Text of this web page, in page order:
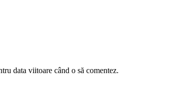
data viitoare când o să comentez.